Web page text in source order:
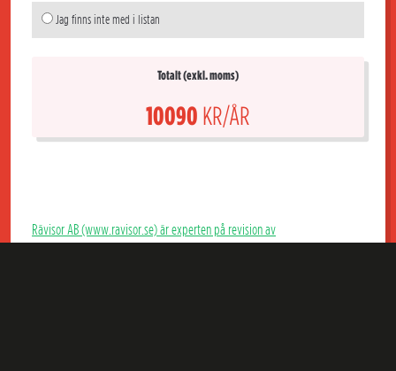
Jag finns inte med i listan
Totalt (exkl. moms)
10090 KR/ÅR
Rävisor AB (www.ravisor.se) är experten på revision av